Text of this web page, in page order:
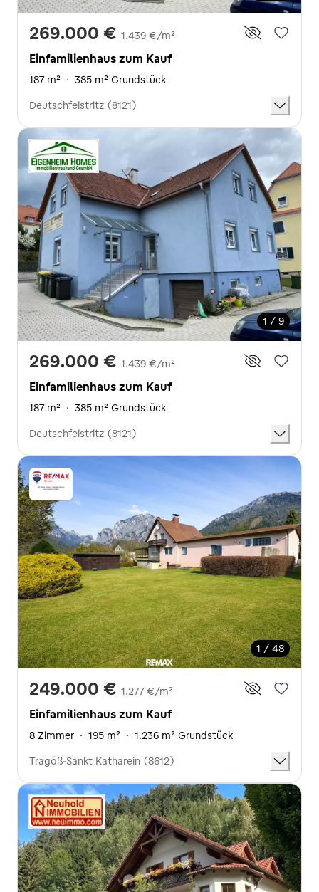
269.000 € 1.439 €/m²
Einfamilienhaus zum Kauf
187 m² · 385 m² Grundstück
Deutschfeistritz (8121)
1 / 9
269.000 € 1.439 €/m²
Einfamilienhaus zum Kauf
187 m² · 385 m² Grundstück
Deutschfeistritz (8121)
1 / 48
249.000 € 1.277 €/m²
Einfamilienhaus zum Kauf
8 Zimmer · 195 m² · 1.236 m² Grundstück
Tragöß-Sankt Katharein (8612)